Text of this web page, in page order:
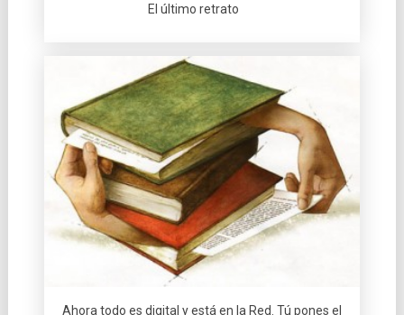
El último retrato
Ahora todo es digital y está en la Red. Tú pones el